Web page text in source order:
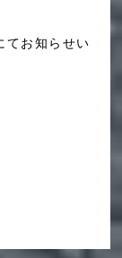
てお知らせい